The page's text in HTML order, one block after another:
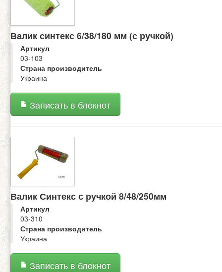
Валик синтекс 6/38/180 мм (с ручкой)
Артикул
03-103
Страна производитель
Украина
Записать в блокнот
Валик Синтекс с ручкой 8/48/250мм
Артикул
03-310
Страна производитель
Украина
Записать в блокнот